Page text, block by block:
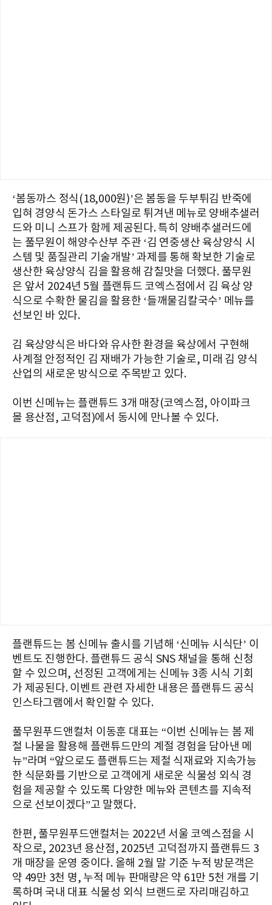
‘봄동까스 정식(18,000원)’은 봄동을 두부튀김 반죽에
입혀 경양식 돈가스 스타일로 튀겨낸 메뉴로 양배추샐러
드와 미니 스프가 함께 제공된다. 특히 양배추샐러드에
는 풀무원이 해양수산부 주관 ‘김 연중생산 육상양식 시
스템 및 품질관리 기술개발’ 과제를 통해 확보한 기술로
생산한 육상양식 김을 활용해 감칠맛을 더했다. 풀무원
은 앞서 2024년 5월 플랜튜드 코엑스점에서 김 육상 양
식으로 수확한 물김을 활용한 ‘들깨물김칼국수’ 메뉴를
선보인 바 있다.
김 육상양식은 바다와 유사한 환경을 육상에서 구현해
사계절 안정적인 김 재배가 가능한 기술로, 미래 김 양식
산업의 새로운 방식으로 주목받고 있다.
이번 신메뉴는 플랜튜드 3개 매장(코엑스점, 아이파크
몰 용산점, 고덕점)에서 동시에 만나볼 수 있다.
플랜튜드는 봄 신메뉴 출시를 기념해 ‘신메뉴 시식단’ 이
벤트도 진행한다. 플랜튜드 공식 SNS 채널을 통해 신청
할 수 있으며, 선정된 고객에게는 신메뉴 3종 시식 기회
가 제공된다. 이벤트 관련 자세한 내용은 플랜튜드 공식
인스타그램에서 확인할 수 있다.
풀무원푸드앤컬처 이동훈 대표는 “이번 신메뉴는 봄 제
철 나물을 활용해 플랜튜드만의 계절 경험을 담아낸 메
뉴”라며 “앞으로도 플랜튜드는 제철 식재료와 지속가능
한 식문화를 기반으로 고객에게 새로운 식물성 외식 경
험을 제공할 수 있도록 다양한 메뉴와 콘텐츠를 지속적
으로 선보이겠다”고 말했다.
한편, 풀무원푸드앤컬처는 2022년 서울 코엑스점을 시
작으로, 2023년 용산점, 2025년 고덕점까지 플랜튜드 3
개 매장을 운영 중이다. 올해 2월 말 기준 누적 방문객은
약 49만 3천 명, 누적 메뉴 판매량은 약 61만 5천 개를 기
록하며 국내 대표 식물성 외식 브랜드로 자리매김하고